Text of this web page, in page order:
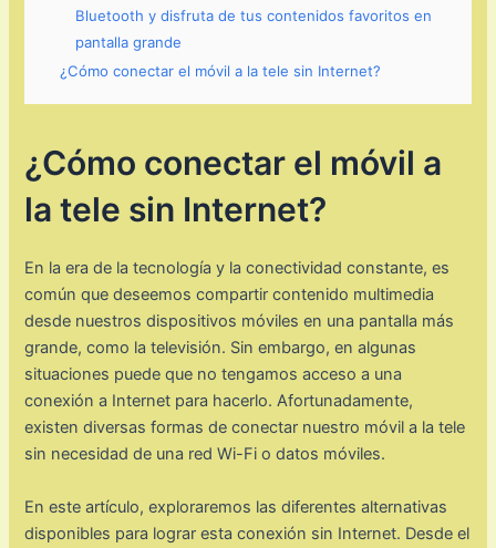
Bluetooth y disfruta de tus contenidos favoritos en
pantalla grande
¿Cómo conectar el móvil a la tele sin Internet?
¿Cómo conectar el móvil a
la tele sin Internet?
En la era de la tecnología y la conectividad constante, es
común que deseemos compartir contenido multimedia
desde nuestros dispositivos móviles en una pantalla más
grande, como la televisión. Sin embargo, en algunas
situaciones puede que no tengamos acceso a una
conexión a Internet para hacerlo. Afortunadamente,
existen diversas formas de conectar nuestro móvil a la tele
sin necesidad de una red Wi-Fi o datos móviles.
En este artículo, exploraremos las diferentes alternativas
disponibles para lograr esta conexión sin Internet. Desde el